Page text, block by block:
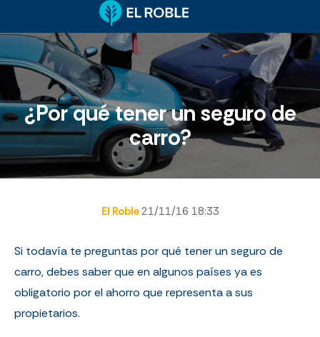
¿Por qué tener un seguro de
carro?
El Roble21/11/16 18:33
Si todavía te preguntas por qué tener un seguro de
carro, debes saber que en algunos países ya es
obligatorio por el ahorro que representa a sus
propietarios.